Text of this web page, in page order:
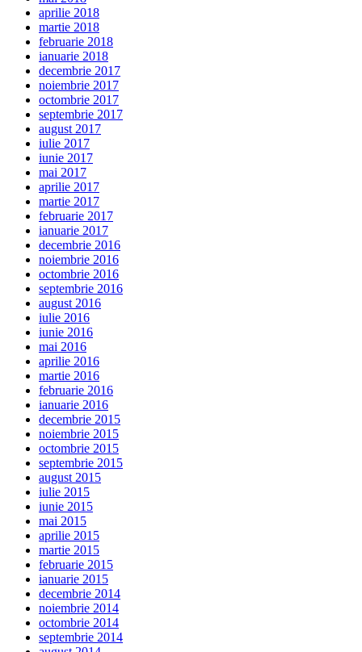
aprilie 2018
martie 2018
februarie 2018
ianuarie 2018
decembrie 2017
noiembrie 2017
octombrie 2017
septembrie 2017
august 2017
iulie 2017
iunie 2017
mai 2017
aprilie 2017
martie 2017
februarie 2017
ianuarie 2017
decembrie 2016
noiembrie 2016
octombrie 2016
septembrie 2016
august 2016
iulie 2016
iunie 2016
mai 2016
aprilie 2016
martie 2016
februarie 2016
ianuarie 2016
decembrie 2015
noiembrie 2015
octombrie 2015
septembrie 2015
august 2015
iulie 2015
iunie 2015
mai 2015
aprilie 2015
martie 2015
februarie 2015
ianuarie 2015
decembrie 2014
noiembrie 2014
octombrie 2014
septembrie 2014